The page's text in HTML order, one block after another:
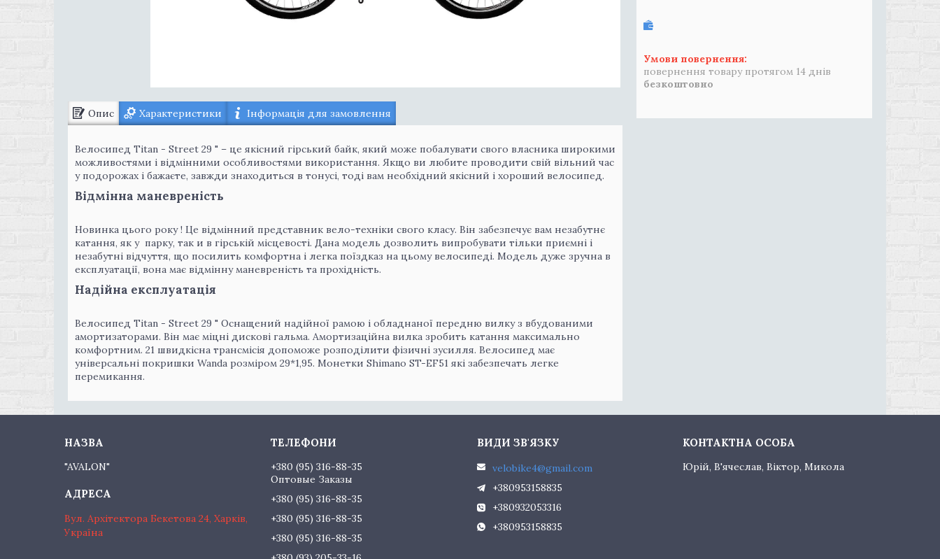
Опис Характеристики Інформація для замовлення
Велосипед Тitan - Street 29 " – це якісний гірський байк, який може побалувати свого власника широкими
можливостями і відмінними особливостями використання. Якщо ви любите проводити свій вільний час
у подорожах і бажаєте, завжди знаходиться в тонусі, тоді вам необхідний якісний і хороший велосипед.
Відмінна маневреність
Новинка цього року ! Це відмінний представник вело-техніки свого класу. Він забезпечує вам незабутнє
катання, як у парку, так и в гірській місцевості. Дана модель дозволить випробувати тільки приємні і
незабутні відчуття, що посилить комфортна і легка поїздказ на цьому велосипеді. Модель дуже зручна в
експлуатації, вона має відмінну маневреність та прохідність.
Надійна експлуатація
Велосипед Titan - Street 29 " Оснащений надійної рамою і обладнаної передню вилку з вбудованими
амортизаторами. Він має міцні дискові гальма. Амортизаційна вилка зробить катання максимально
комфортним. 21 швидкісна трансмісія допоможе розподілити фізичні зусилля. Велосипед має
універсальні покришки Wanda розміром 29*1,95. Монетки Shimano ST-EF51 які забезпечать легке
перемикання.
повернення товару протягом 14 днів
безкоштовно
"AVALON"
Вул. Архітектора Бекетова 24, Харків,
Україна
+380 (95) 316-88-35
Оптовые Заказы
+380 (95) 316-88-35
+380 (95) 316-88-35
+380 (95) 316-88-35
velobike4@gmail.com
+380953158835
+380932053316
+380953158835
Юрій, В'ячеслав, Віктор, Микола